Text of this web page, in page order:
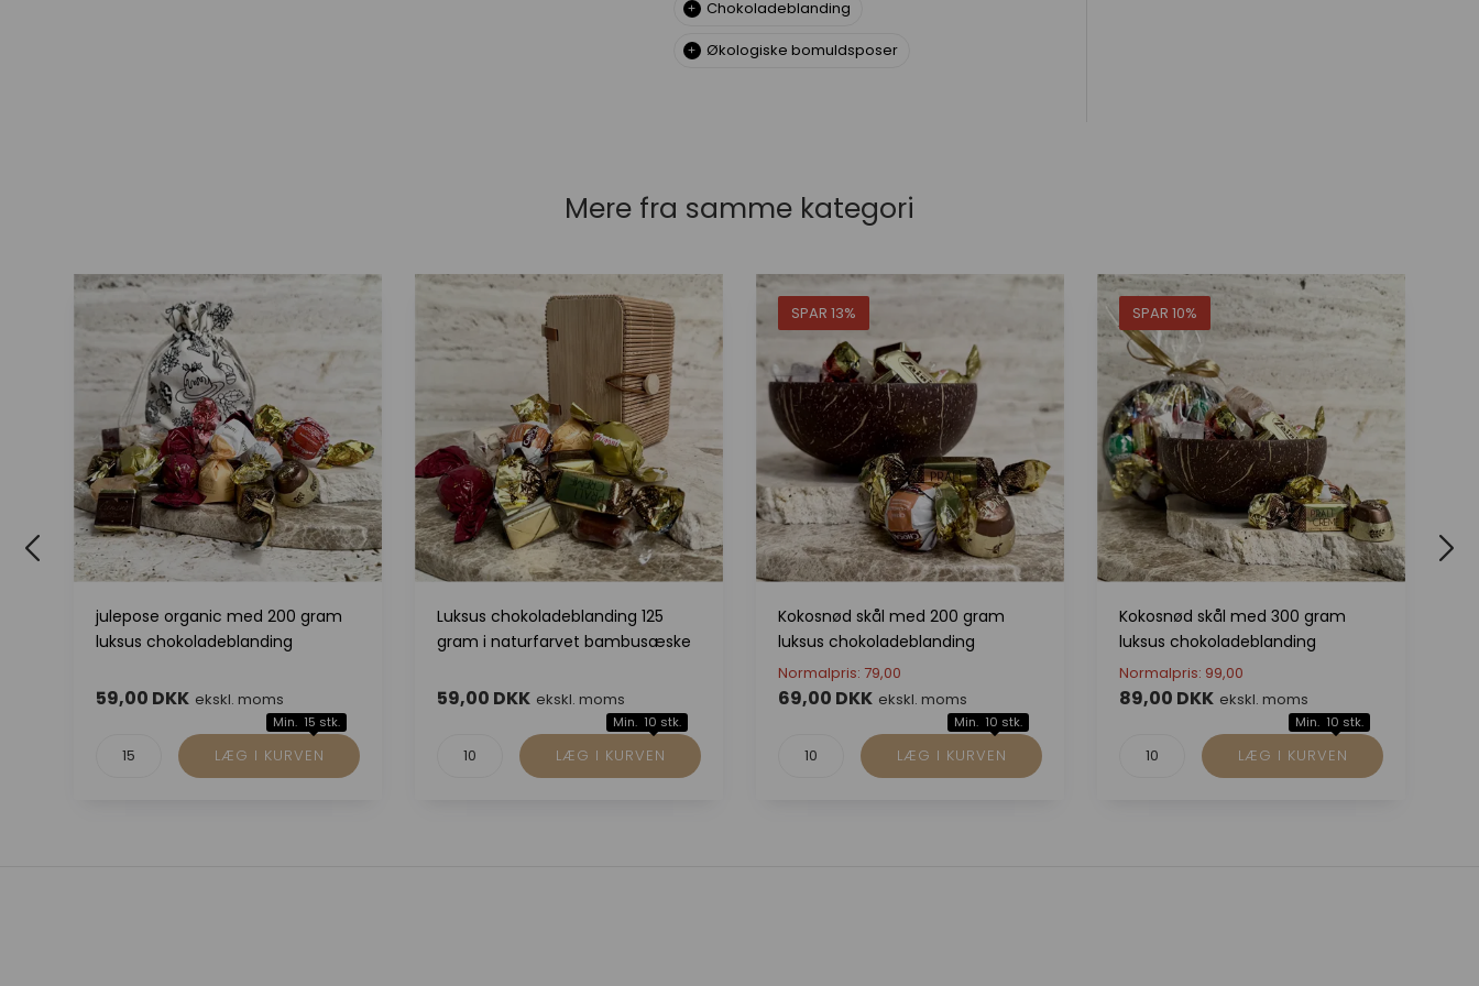
Chokoladeblanding
Økologiske bomuldsposer
Mere fra samme kategori
julepose organic med 200 gram
luksus chokoladeblanding
59,00 DKK ekskl. moms
Min. 15 stk.
Luksus chokoladeblanding 125
gram i naturfarvet bambusæske
59,00 DKK ekskl. moms
Min. 10 stk.
SPAR 13%
Kokosnød skål med 200 gram
luksus chokoladeblanding
Normalpris: 79,00
69,00 DKK ekskl. moms
Min. 10 stk.
SPAR 10%
Kokosnød skål med 300 gram
luksus chokoladeblanding
Normalpris: 99,00
89,00 DKK ekskl. moms
Min. 10 stk.